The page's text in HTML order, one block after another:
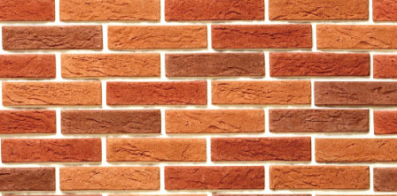
(ii) 任何對本公司有保密責任的
(iii) 銀行、金融機構、信用卡發
(iv) 任何具管轄權的法院、政府
除了為上述目的使用有關資料
閣下之方式向任何其他人士披